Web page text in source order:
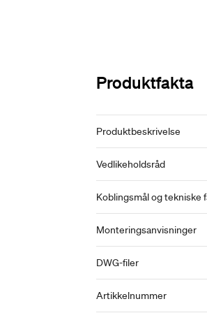
Produktfakta
Produktbeskrivelse
Vedlikeholdsråd
Koblingsmål og tekniske
Monteringsanvisninger
DWG-filer
Artikkelnummer